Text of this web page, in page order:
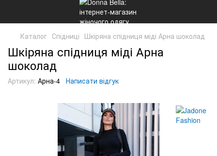
Каталог Спідниці Шкіряна спідниця міді Арна шоколад
Шкіряна спідниця міді Арна
шоколад
Артикул: Арна-4 Написати відгук